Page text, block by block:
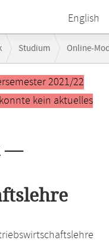
English
Studium Online-
2021/22
kein aktuelles
—